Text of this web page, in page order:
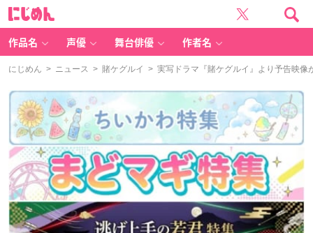
作品名 声優 舞台俳優 作者名
にじめん > ニュース > 賭ケグルイ > 実写ドラマ『賭ケグルイ』より予告映像